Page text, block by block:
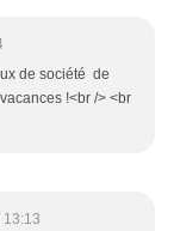
de société de
!<br /> <br